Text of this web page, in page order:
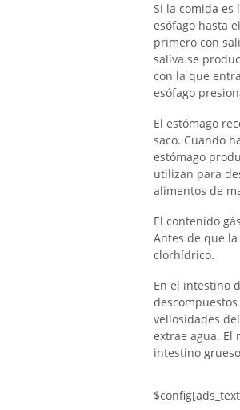
Si la comida es
esófago hasta
primero con
saliva se
con la que
esófago
El estómago
saco. Cuando
estómago
utilizan para
alimentos de
El contenido
Antes de que
clorhídrico.
En el intestino
vellosidades
extrae agua. El
intestino